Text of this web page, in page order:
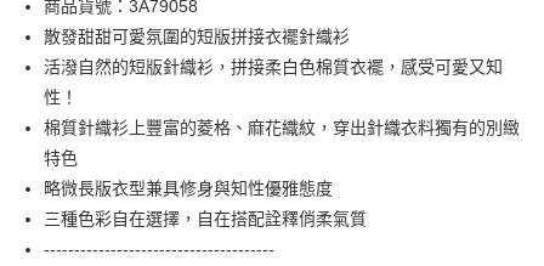
華南商業銀行
上海商業儲蓄銀行
台北富邦商業銀行
國泰世華商業銀行
兆豐國際商業銀行
臺灣中小企業銀行
匯豐（台灣）商業銀行
華泰商業銀行
聯邦商業銀行
遠東國際商業銀行
元大商業銀行
玉山商業銀行
星展（台灣）商業銀行
台新國際商業銀行
中國信託商業銀行
Apple Pay
街口支付
AFTEE先享後付
相關說明
【關於「AFTEE先享後付」】
AFTEE先享後付是「在收到商品之後才付款」的支付方式。 讓您購物簡單
便利好安心！
１．簡單：不需註冊會員、不需綁卡、不需儲值。
商品貨號：3A79058
散發甜甜可愛氛圍的短版拼接衣襬針織衫
活潑自然的短版針織衫，拼接柔白色棉質衣襬，感受可愛又知
性！
棉質針織衫上豐富的菱格、麻花織紋，穿出針織衣料獨有的別緻
特色
略微長版衣型兼具修身與知性優雅態度
三種色彩自在選擇，自在搭配詮釋俏柔氣質
--------------------------------------